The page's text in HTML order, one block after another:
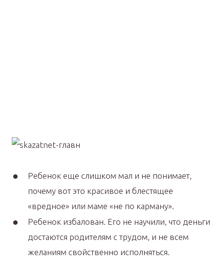
Ребенок еще слишком мал и не понимает,
почему вот это красивое и блестящее
«вредное» или маме «не по карману».
Ребенок избалован. Его не научили, что деньги
достаются родителям с трудом, и не всем
желаниям свойственно исполняться.